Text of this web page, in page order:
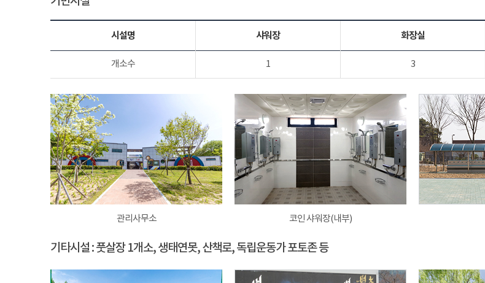
시설명 샤워장 화장실
개소수 1 3
관리사무소 코인 샤워장(내부)
기타시설 : 풋살장 1개소, 생태연못, 산책로, 독립운동가 포토존 등